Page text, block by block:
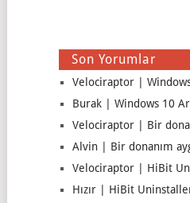
Son Yorumlar
Velociraptor |
Burak | Windows 10
Velociraptor | Bir
Alvin | Bir donanım
Velociraptor | HiBit
Hızır | HiBit